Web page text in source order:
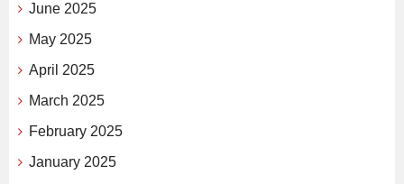
June 2025
May 2025
April 2025
March 2025
February 2025
January 2025